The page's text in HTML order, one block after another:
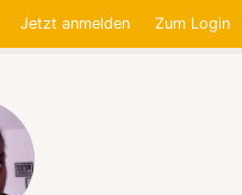
Jetzt anmelden Zum Login